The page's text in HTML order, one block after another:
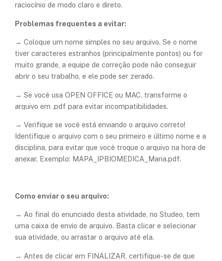
raciocínio de modo claro e direto.
Problemas frequentes a evitar:
→ Coloque um nome simples no seu arquivo. Se o nome
tiver caracteres estranhos (principalmente pontos) ou for
muito grande, a equipe de correção pode não conseguir
abrir o seu trabalho, e ele pode ser zerado.
→ Se você usa OPEN OFFICE ou MAC, transforme o
arquivo em .pdf para evitar incompatibilidades.
→ Verifique se você está enviando o arquivo correto!
Identifique o arquivo com o seu primeiro e último nome e a
disciplina, para evitar que você troque o arquivo na hora de
anexar. Exemplo: MAPA_IPBIOMEDICA_Maria.pdf.
Como enviar o seu arquivo:
→ Ao final do enunciado desta atividade, no Studeo, tem
uma caixa de envio de arquivo. Basta clicar e selecionar
sua atividade, ou arrastar o arquivo até ela.
→ Antes de clicar em FINALIZAR, certifique-se de que